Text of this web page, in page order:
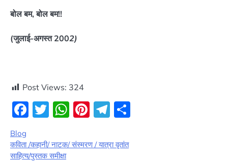
बोल बम, बोल बम!!
(जुलाई-अगस्त 2002)
Post Views: 324
Facebook
Twitter
WhatsApp
Pinterest
Telegram
Blog
कविता /कहानी/ नाटक/ संस्मरण / यात्रा वृतांत
साहित्य/पुस्तक समीक्षा